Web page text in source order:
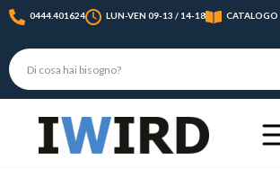
0444.401624 LUN-VEN 09-13 / 14-18 CATALOGO